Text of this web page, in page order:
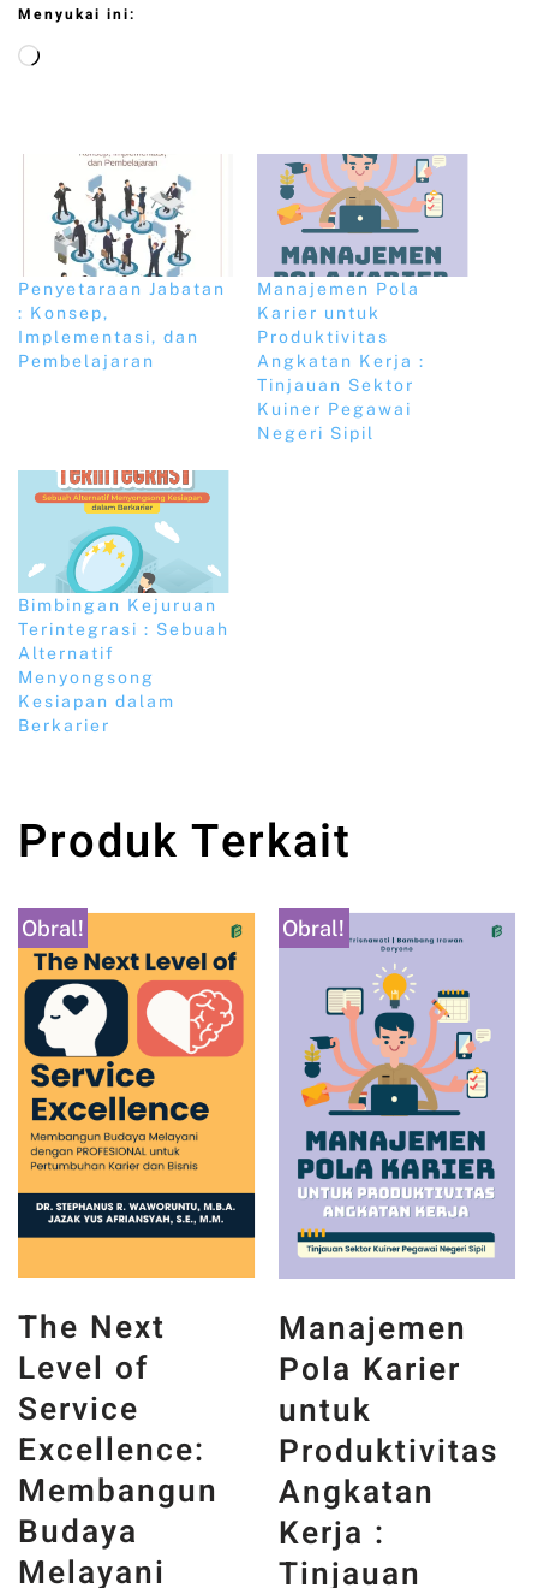
Menyukai ini:
Penyetaraan Jabatan
: Konsep,
Implementasi, dan
Pembelajaran
Manajemen Pola
Karier untuk
Produktivitas
Angkatan Kerja :
Tinjauan Sektor
Kuiner Pegawai
Negeri Sipil
Bimbingan Kejuruan
Terintegrasi : Sebuah
Alternatif
Menyongsong
Kesiapan dalam
Berkarier
Produk Terkait
Obral!
The Next
Level of
Service
Excellence:
Membangun
Budaya
Melayani
Obral!
Manajemen
Pola Karier
untuk
Produktivitas
Angkatan
Kerja :
Tinjauan